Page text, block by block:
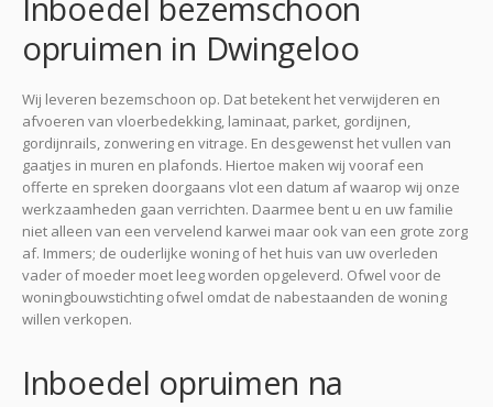
opruimen in Dwingeloo
Wij leveren bezemschoon op. Dat betekent het verwijderen en
afvoeren van vloerbedekking, laminaat, parket, gordijnen,
gordijnrails, zonwering en vitrage. En desgewenst het vullen van
gaatjes in muren en plafonds. Hiertoe maken wij vooraf een
offerte en spreken doorgaans vlot een datum af waarop wij onze
werkzaamheden gaan verrichten. Daarmee bent u en uw familie
niet alleen van een vervelend karwei maar ook van een grote zorg
af. Immers; de ouderlijke woning of het huis van uw overleden
vader of moeder moet leeg worden opgeleverd. Ofwel voor de
woningbouwstichting ofwel omdat de nabestaanden de woning
willen verkopen.
Inboedel opruimen na